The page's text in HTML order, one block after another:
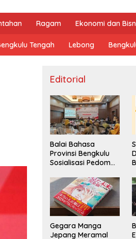
Ragam Ekonomi dan
Tengah Lebong
Editorial
Balai Bahasa
Provinsi Bengkulu
Sosialisasi Pedoman
Penggunaan
Bahasa Indonesia
Gegara Manga
Jepang Meramal